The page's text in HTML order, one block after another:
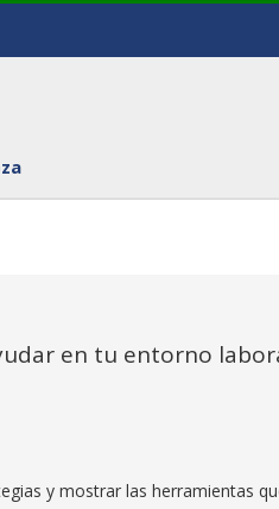
en tu entorno
y mostrar las herramientas